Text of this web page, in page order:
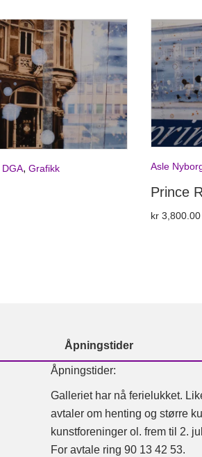
DGA, Grafikk Asle
Prince
kr 3,800.00
Åpningstider
Åpningstider:
Galleriet har nå ferielukket.
avtaler om henting og større
kunstforeninger ol. frem til 2.
For avtale ring 90 13 42 53.